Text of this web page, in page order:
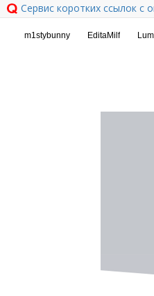
Сервис коротких ссылок с